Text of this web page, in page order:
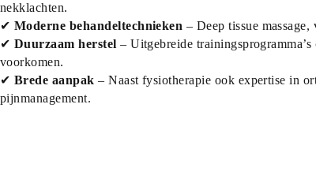
nekklachten.
✔ Moderne behandeltechnieken – Deep tissue
✔ Duurzaam herstel – Uitgebreide
voorkomen.
✔ Brede aanpak – Naast fysiotherapie ook expertise in
pijnmanagement.